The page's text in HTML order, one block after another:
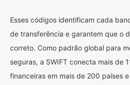
Esses códigos identificam cada
de transferência e garantem que o
correto. Como padrão global para
seguras, a SWIFT conecta mais de
financeiras em mais de 200 países